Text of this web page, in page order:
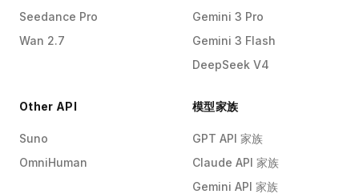
Seedance Pro
Wan 2.7
Gemini 3 Pro
Gemini 3 Flash
DeepSeek V4
Other API
Suno
OmniHuman
模型家族
GPT API 家族
Claude API 家族
Gemini API 家族